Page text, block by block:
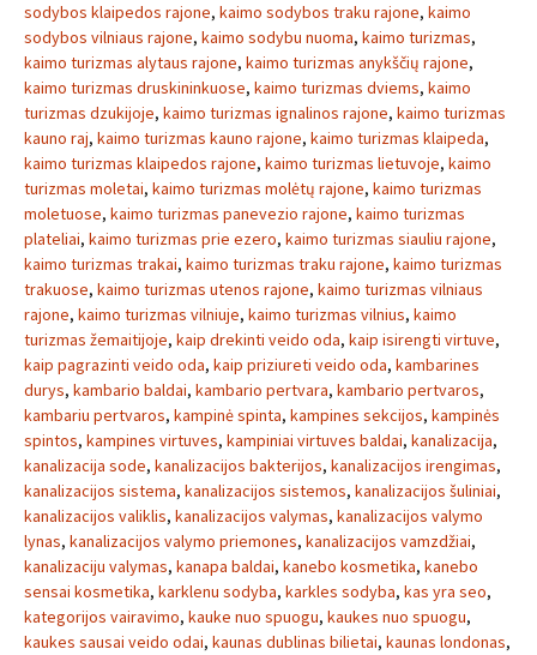
sodybos klaipedos rajone, kaimo sodybos traku rajone, kaimo
sodybos vilniaus rajone, kaimo sodybu nuoma, kaimo turizmas,
kaimo turizmas alytaus rajone, kaimo turizmas anykščių rajone,
kaimo turizmas druskininkuose, kaimo turizmas dviems, kaimo
turizmas dzukijoje, kaimo turizmas ignalinos rajone, kaimo turizmas
kauno raj, kaimo turizmas kauno rajone, kaimo turizmas klaipeda,
kaimo turizmas klaipedos rajone, kaimo turizmas lietuvoje, kaimo
turizmas moletai, kaimo turizmas molėtų rajone, kaimo turizmas
moletuose, kaimo turizmas panevezio rajone, kaimo turizmas
plateliai, kaimo turizmas prie ezero, kaimo turizmas siauliu rajone,
kaimo turizmas trakai, kaimo turizmas traku rajone, kaimo turizmas
trakuose, kaimo turizmas utenos rajone, kaimo turizmas vilniaus
rajone, kaimo turizmas vilniuje, kaimo turizmas vilnius, kaimo
turizmas žemaitijoje, kaip drekinti veido oda, kaip isirengti virtuve,
kaip pagrazinti veido oda, kaip priziureti veido oda, kambarines
durys, kambario baldai, kambario pertvara, kambario pertvaros,
kambariu pertvaros, kampinė spinta, kampines sekcijos, kampinės
spintos, kampines virtuves, kampiniai virtuves baldai, kanalizacija,
kanalizacija sode, kanalizacijos bakterijos, kanalizacijos irengimas,
kanalizacijos sistema, kanalizacijos sistemos, kanalizacijos šuliniai,
kanalizacijos valiklis, kanalizacijos valymas, kanalizacijos valymo
lynas, kanalizacijos valymo priemones, kanalizacijos vamzdžiai,
kanalizaciju valymas, kanapa baldai, kanebo kosmetika, kanebo
sensai kosmetika, karklenu sodyba, karkles sodyba, kas yra seo,
kategorijos vairavimo, kauke nuo spuogu, kaukes nuo spuogu,
kaukes sausai veido odai, kaunas dublinas bilietai, kaunas londonas,